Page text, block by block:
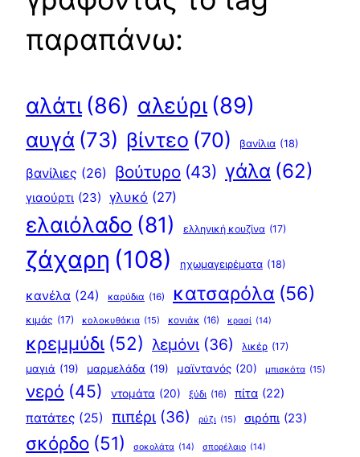
παραπάνω:
αλάτι (86) αλεύρι (89)
αυγά (73) βίντεο (70) βανίλια (18)
βανίλιες (26) βούτυρο (43) γάλα (62)
γιαούρτι (23) γλυκό (27)
ελαιόλαδο (81) ελληνική κουζίνα (17)
ζάχαρη (108) ηχωμαγειρέματα (18)
κανέλα (24) καρύδια (16) κατσαρόλα (56)
κιμάς (17) κολοκυθάκια (15) κονιάκ (16) κρασί (14)
κρεμμύδι (52) λεμόνι (36) λικέρ (17)
μαγιά (19) μαρμελάδα (19) μαϊντανός (20) μπισκότα (15)
νερό (45) ντομάτα (20) ξύδι (16) πίτα (22)
πατάτες (25) πιπέρι (36) ρύζι (15) σιρόπι (23)
σκόρδο (51) σοκολάτα (14) σπορέλαιο (14)